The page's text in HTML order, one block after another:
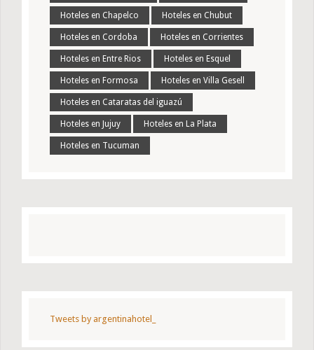
Hoteles en Chapelco Hoteles en Chubut
Hoteles en Cordoba Hoteles en Corrientes
Hoteles en Entre Rios Hoteles en Esquel
Hoteles en Formosa Hoteles en Villa Gesell
Hoteles en Cataratas del iguazú
Hoteles en Jujuy Hoteles en La Plata
Hoteles en Tucuman
Tweets by argentinahotel_